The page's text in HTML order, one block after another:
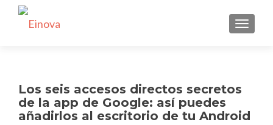
Los seis accesos directos secretos
de la app de Google: así puedes
añadirlos al escritorio de tu Android